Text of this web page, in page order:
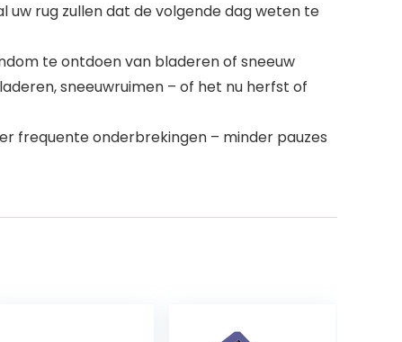
uw rug zullen dat de volgende dag weten te
te ontdoen van bladeren of sneeuw
sneeuwruimen – of het nu herfst of
frequente onderbrekingen – minder pauzes